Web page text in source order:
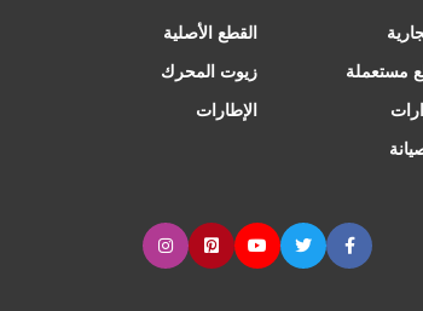
القطع الأصلية
مستعملة
زيوت المحرك
الإطارات